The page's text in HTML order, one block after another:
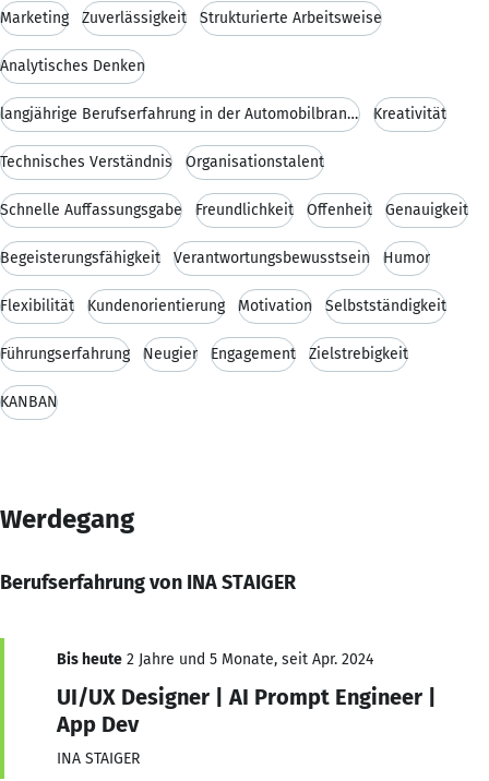
Marketing Zuverlässigkeit Strukturierte Arbeitsweise
Analytisches Denken
langjährige Berufserfahrung in der Automobilbranch Kreativität
Technisches Verständnis Organisationstalent
Schnelle Auffassungsgabe Freundlichkeit Offenheit Genauigkeit
Begeisterungsfähigkeit Verantwortungsbewusstsein Humor
Flexibilität Kundenorientierung Motivation Selbstständigkeit
Führungserfahrung Neugier Engagement Zielstrebigkeit
KANBAN
Werdegang
Berufserfahrung von INA STAIGER
Bis heute 2 Jahre und 5 Monate, seit Apr. 2024
UI/UX Designer | AI Prompt Engineer |
App Dev
INA STAIGER